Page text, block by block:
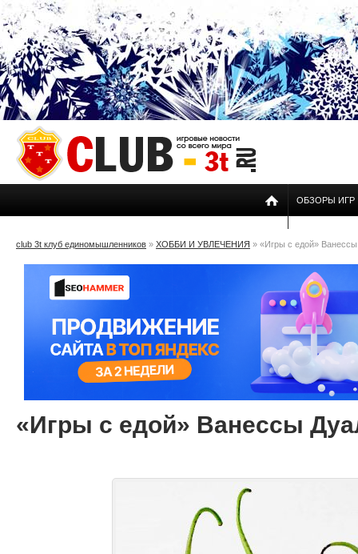
ОБЗОРЫ ИГР
club 3t клуб единомышленников » ХОББИ И УВЛЕЧЕНИЯ » «Игры с едой»
«Игры с едой» Ванессы